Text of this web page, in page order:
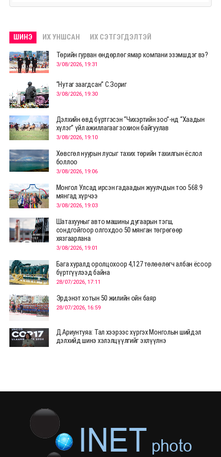
ШИНЭ ИХ УНШСАН ИХ СЭТГЭГДЭЛТЭЙ
Төрийн гурван өндөрлөг ямар компани эзэмшдэг вэ?
3/08/2026, 19:31
“Нутаг заагдсан” С.Зориг
3/08/2026, 19:30
Дэлхийн өвд бүртгэсэн “Чихэртийн зоо”-нд “Хаадын
хүлэг” үйл ажиллагааг зохион байгуулав
3/08/2026, 19:10
Хөвсгөл нуурын лусыг тахих төрийн тахилгын ёслол
боллоо
3/08/2026, 19:06
Монгол Улсад ирсэн гадаадын жуулчдын тоо 568.9
мянгад хүрчээ
3/08/2026, 19:03
Шатахууныг авто машины дугаарын тэгш,
сондгойгоор олгохдоо 50 мянган төгрөгөөр
хязгаарлана
3/08/2026, 19:01
Бага хуралд оролцохоор 4,127 төлөөлөгч албан ёсоор
бүртгүүлээд байна
28/07/2026, 17:11
Эрдэнэт хотын 50 жилийн ойн баяр
28/07/2026, 16:59
Д.Ариунтуяа: Тал хээрээс хүргэх Монголын шийдэл
дэлхийд шинэ хэлэлцүүлгийг эхлүүлнэ
28/07/2026, 12:04
ХӨВСГӨЛ Нутгийн зөвлөлөөс МУАЖ Д.Цэрэндарьзавт
2 өрөө байр олгоно
20/07/2026, 19:22